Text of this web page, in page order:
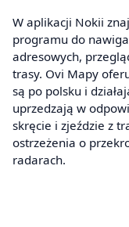
W aplikacji Nokii
programu do
adresowych,
trasy. Ovi Mapy
są po polsku i
uprzedzają w
skręcie i zjeździe z
ostrzeżenia o
radarach.